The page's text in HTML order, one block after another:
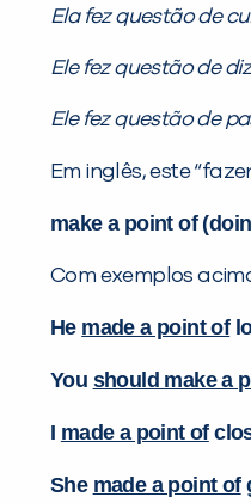
Ela fez questão de
Ele fez questão de
Ele fez questão de
Em inglês, este
make a point of
Com exemplos
He made a point of
You should make a
I made a point of
She made a point of